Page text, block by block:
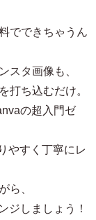
でできちゃうん
スタ画像も、
打ち込むだけ。
の超入門ゼ
やすく丁寧にレ
ら、
ジしましょう！